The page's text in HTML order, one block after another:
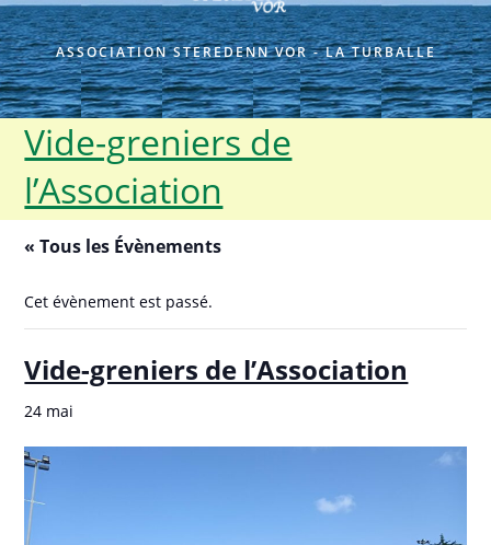
ASSOCIATION STEREDENN VOR - LA TURBALLE
Vide-greniers de
l’Association
« Tous les Évènements
Cet évènement est passé.
Vide-greniers de l’Association
24 mai